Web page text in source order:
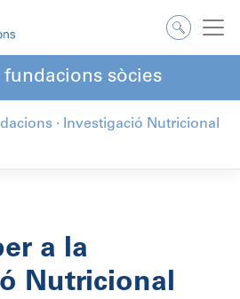
fundacions sòcies
·
Investigació Nutricional
a la
Nutricional